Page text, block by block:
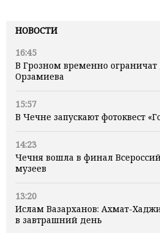
НОВОСТИ
16:45
В Грозном временно
Орзамиева
15:57
В Чечне запускают фотоквест
14:23
Чечня вошла в финал
музеев
13:20
Ислам Вазарханов: Ахмат-
в завтрашний день